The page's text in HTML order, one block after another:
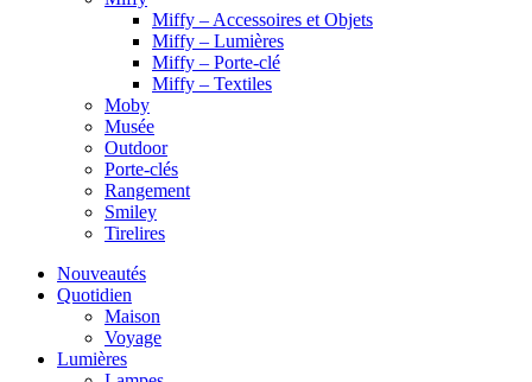
Miffy – Accessoires et Objets
Miffy – Lumières
Miffy – Porte-clé
Miffy – Textiles
Moby
Musée
Outdoor
Porte-clés
Rangement
Smiley
Tirelires
Nouveautés
Quotidien
Maison
Voyage
Lumières